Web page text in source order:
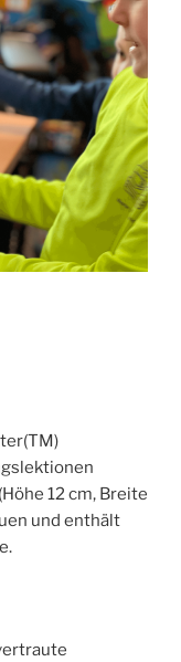
12 cm, Breite
und enthält